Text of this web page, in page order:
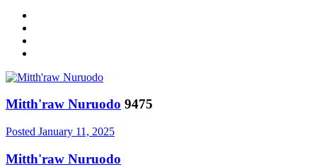
Mitth'raw Nuruodo 9475
Posted January 11, 2025
Mitth'raw Nuruodo